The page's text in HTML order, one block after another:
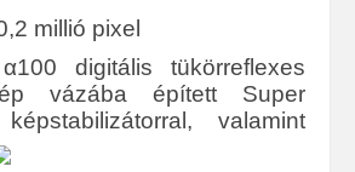
millió pixel
digitális tükörreflexes
vázába épített Super
valamint